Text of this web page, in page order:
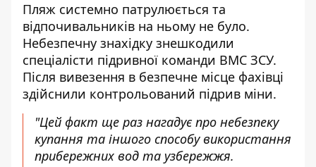
Пляж системно патрулюється та
відпочивальників на ньому не було.
Небезпечну знахідку знешкодили
спеціалісти підривної команди ВМС ЗСУ.
Після вивезення в безпечне місце фахівці
здійснили контрольований підрив міни.
"Цей факт ще раз нагадує про небезпеку
купання та іншого способу використання
прибережних вод та узбережжя.